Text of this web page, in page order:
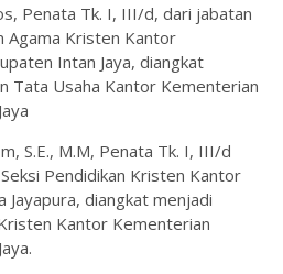
Penata Tk. I, III/d, dari jabatan
Agama Kristen Kantor
Intan Jaya, diangkat
Tata Usaha Kantor Kementerian
S.E., M.M, Penata Tk. I, III/d
Pendidikan Kristen Kantor
diangkat menjadi
Kantor Kementerian